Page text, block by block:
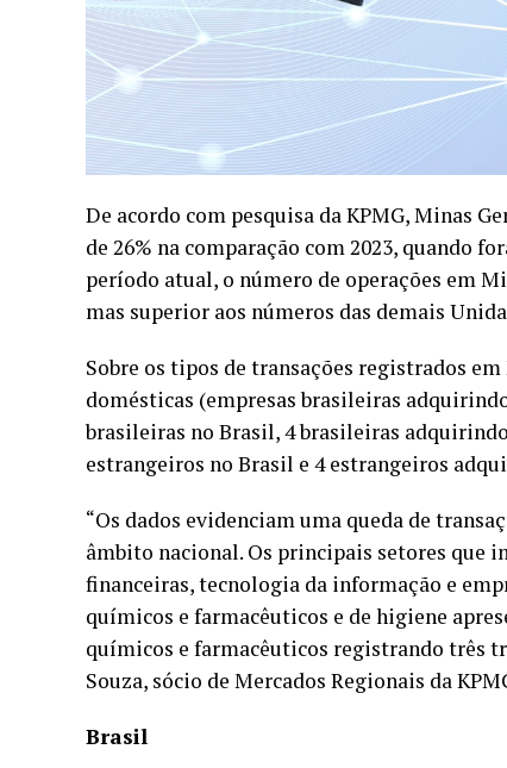
De acordo com pesquisa da KPMG, Minas
de 26% na comparação com 2023, quando
período atual, o número de operações em
mas superior aos números das demais
Sobre os tipos de transações registrados
domésticas (empresas brasileiras
brasileiras no Brasil, 4 brasileiras
estrangeiros no Brasil e 4 estrangeiros
“Os dados evidenciam uma queda de
âmbito nacional. Os principais setores que
financeiras, tecnologia da informação e
químicos e farmacêuticos e de higiene
químicos e farmacêuticos registrando três
Souza, sócio de Mercados Regionais da
Brasil